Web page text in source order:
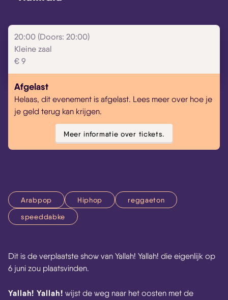
20:00 (Doors: 20:00)
Kleine zaal
€ 9
Afgelast
Helaas, dit evenement is afgelast. Lees meer over hoe je
je geld terug kan krijgen.
Meer informatie over tickets.
Arabpop Hiphop
reggaeton
speeddabke
Dit is de verplaatste show van Yallah! Yallah! die eigenlijk op
6 juni zou plaatsvinden.
Yallah! Yallah! wijst de weg naar het oosten met de